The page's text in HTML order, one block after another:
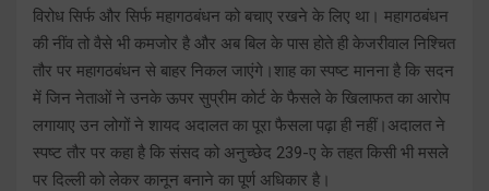
विरोध सिर्फ और सिर्फ महागठबंधन को बचाए रखने के लिए था। महागठबंधन
की नींव तो वैसे भी कमजोर है और अब बिल के पास होते ही केजरीवाल निश्चित
तौर पर महागठबंधन से बाहर निकल जाएंगे।शाह का स्पष्ट मानना है कि सदन
में जिन नेताओं ने उनके ऊपर सुप्रीम कोर्ट के फैसले के खिलाफत का आरोप
लगायाए उन लोगों ने शायद अदालत का पूरा फैसला पढ़ा ही नहीं।अदालत ने
स्पष्ट तौर पर कहा है कि संसद को अनुच्छेद 239-ए के तहत किसी भी मसले
पर दिल्ली को लेकर कानून बनाने का पूर्ण अधिकार है।